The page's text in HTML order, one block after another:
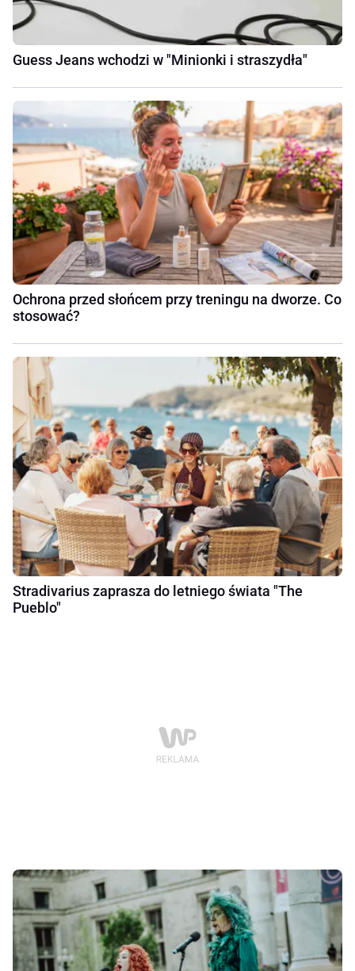
Guess Jeans wchodzi w "Minionki i straszydła"
Ochrona przed słońcem przy treningu na dworze. Co
stosować?
Stradivarius zaprasza do letniego świata "The
Pueblo"